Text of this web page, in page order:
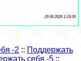
29 06 2026 1:19:39
-2 :: Поддержать
себя -5 ::